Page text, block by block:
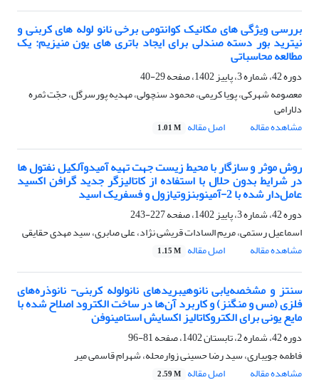
بررسی ویژگی های مکانیک کوانتومی برخی نانو لوله های کربنی و
نیترید بور دسته صندلی برای ایجاد باتری های یون منیزیم: یک
مطالعه محاسباتی
دوره 42، شماره 3، پاییز 1402، صفحه
29-40
معصومه شهرکی، پویا کریمی، محمود سنچولی، مهدیه پورسرگل، حجّت ثمره
دلارامی
مشاهده مقاله
اصل مقاله 1.01 M
روش موثر و سازگار با محیط زیست جهت تهیه آمیدوآلکیل نفتول ها
در شرایط بدون حلال با استفاده از کاتالیزگر جدید گرافن اکسید
عامل‌دار شده با 2-آمینوبنزوتیازول و فسفریک اسید
دوره 42، شماره 3، پاییز 1402، صفحه
227-243
اسماعیل رستمی، مریم السادات قریشی نژاد، علی صابری، سید مهدی حقایقی
مشاهده مقاله
اصل مقاله 1.15 M
سنتز و مشخصه‌یابی نانوهیبریدهای نانولوله کربنی- نانوذره‌های
فلزی (مس و منگنز) و کاربرد آن‌ها در ساخت الکترود اصلاح شده با
مایع یونی برای الکتروکاتالیز اکسایش استامینوفن
دوره 42، شماره 2، تابستان 1402، صفحه
81-96
فاطمه جویباری، سید رضا حسینی زوارمحله، شهرام قاسمی میر
مشاهده مقاله
اصل مقاله 2.59 M